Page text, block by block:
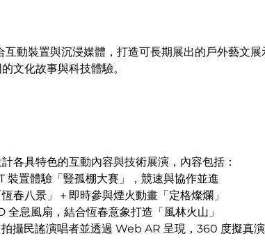
互動裝置與沉浸媒體，打造可長期展出的戶外藝文展
文化故事與科技體驗。
各具特色的互動內容與技術展演，內容包括：
裝置體驗「豎孤棚大賽」，競速與協作並進
春八景」＋即時參與煙火動畫「定格燦爛」
全息風扇，結合恆春意象打造「風林火山」
攝民謠演唱者並透過 Web AR 呈現，360 度擬真